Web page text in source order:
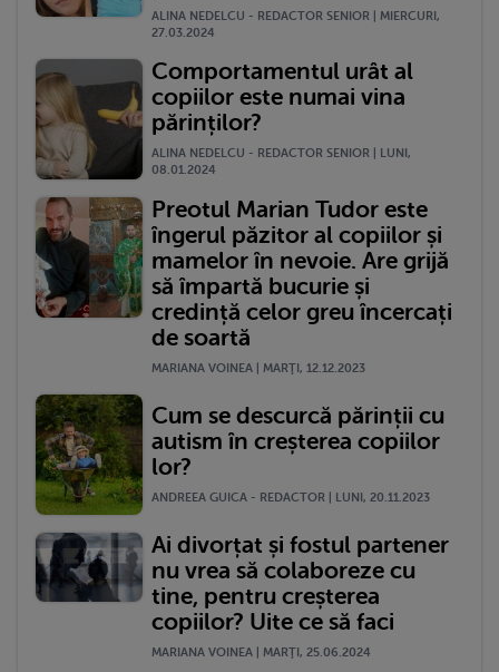
ALINA NEDELCU - REDACTOR SENIOR | MIERCURI,
27.03.2024
Comportamentul urât al
copiilor este numai vina
părinților?
ALINA NEDELCU - REDACTOR SENIOR | LUNI,
08.01.2024
Preotul Marian Tudor este
îngerul păzitor al copiilor și
mamelor în nevoie. Are grijă
să împartă bucurie și
credință celor greu încercați
de soartă
MARIANA VOINEA | MARŢI, 12.12.2023
Cum se descurcă părinții cu
autism în creșterea copiilor
lor?
ANDREEA GUICA - REDACTOR | LUNI, 20.11.2023
Ai divorțat și fostul partener
nu vrea să colaboreze cu
tine, pentru creșterea
copiilor? Uite ce să faci
MARIANA VOINEA | MARŢI, 25.06.2024